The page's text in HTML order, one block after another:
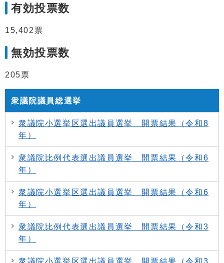
有効投票数
15,402票
無効投票数
205票
衆議院議員総選挙
衆議院小選挙区選出議員選挙 開票結果（令和8
年）
衆議院比例代表選出議員選挙 開票結果（令和6
年）
衆議院小選挙区選出議員選挙 開票結果（令和6
年）
衆議院比例代表選出議員選挙 開票結果（令和3
年）
衆議院小選挙区選出議員選挙 開票結果（令和3